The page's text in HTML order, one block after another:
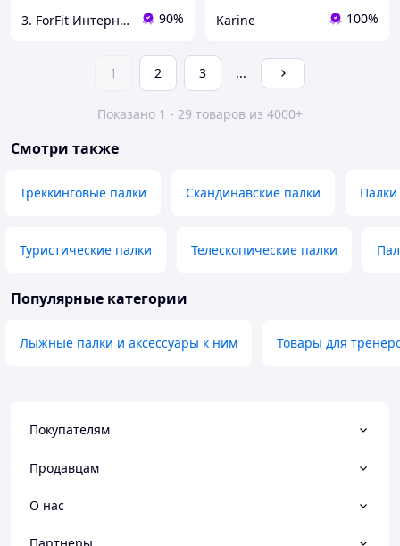
3. ForFit Интернет-магазин спортивных товаров 90% Karine 100%
1 2 3 ...
Показано 1 - 29 товаров из 4000+
Смотри также
Треккинговые палки Скандинавские палки Палки
Туристические палки Телескопические палки
Популярные категории
Лыжные палки и аксессуары к ним Товары для
Покупателям
Продавцам
О нас